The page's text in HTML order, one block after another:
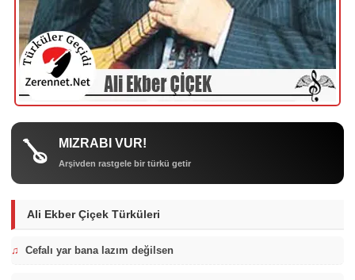
🪕 MIZRABI VUR!
Arşivden rastgele bir türkü getir
Ali Ekber Çiçek Türküleri
♫ Cefalı yar bana lazım değilsen